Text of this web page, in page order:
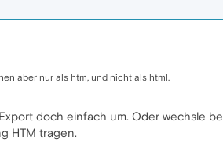
aber nur als htm, und nicht als html.
doch einfach um. Oder wechsle
HTM tragen.